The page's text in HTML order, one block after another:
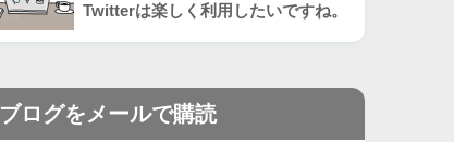
Twitterは楽しく利用したいですね。
ブログをメールで購読